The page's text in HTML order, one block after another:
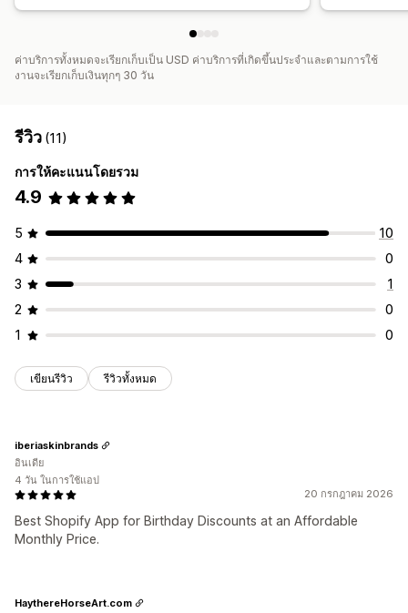
ค่าบริการทั้งหมดจะเรียกเก็บเป็น USD ค่าบริการที่เกิดขึ้นประจำและตามการใช้
งานจะเรียกเก็บเงินทุกๆ 30 วัน
รีวิว (11)
การให้คะแนนโดยรวม
4.9
5
10
4
0
3
1
2
0
1
0
เขียนรีวิว รีวิวทั้งหมด
20 กรกฎาคม 2026
Best Shopify App for Birthday Discounts at an Affordable
Monthly Price.
iberiaskinbrands
อินเดีย
4 วัน ในการใช้แอป
HaythereHorseArt.com